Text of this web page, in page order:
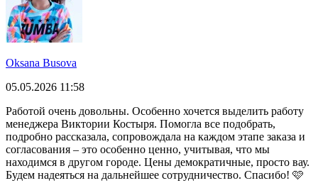
Oksana Busova
05.05.2026 11:58
Работой очень довольны. Особенно хочется выделить работу
менеджера Виктории Костыря. Помогла все подобрать,
подробно рассказала, сопровождала на каждом этапе заказа и
согласования – это особенно ценно, учитывая, что мы
находимся в другом городе. Цены демократичные, просто вау.
Будем надеяться на дальнейшее сотрудничество. Спасибо! 🩷